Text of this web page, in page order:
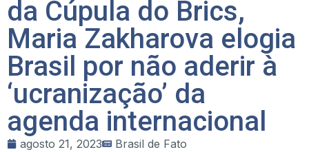
da Cúpula do Brics,
Maria Zakharova elogia
Brasil por não aderir à
‘ucranização’ da
agenda internacional
agosto 21, 2023 Brasil de Fato